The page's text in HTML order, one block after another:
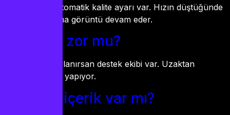
Sorun değil. Otomatik kalite ayarı var. Hızın düştüğünde
kalite düşer ama görüntü devam eder.
Kurulum zor mu?
Değil. Ama zorlanırsan destek ekibi var. Uzaktan
bağlanıp onlar yapıyor.
Yetişkin içerik var mı?